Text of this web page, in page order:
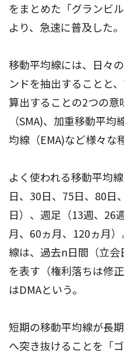
をまとめた「グランビ
より、急速に普及した。
移動平均線には、日々
ンドを抽出することと
算出することの2つの
（SMA)、加重移動平
均線（EMA)など様々な
よく使われる移動平均
日、30日、75日、80日
日）、週足（13週、26
月、60ヵ月、120ヵ月
線は、過去n日間（立
を表す（権利落ちは修
はDMAという。
短期の移動平均線が長
へ突き抜けることを「